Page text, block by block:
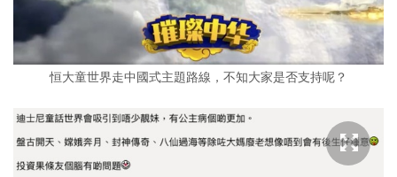
恒大童世界走中國式主題路線，不知大家是否支持呢？